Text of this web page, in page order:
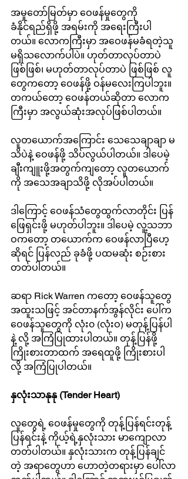
အမှုတော်မြတ်မှာ ဝေဖန်မှုတွေကို
ခံနိုင်ရည်ရှိဖို့ အရမ်းကို အရေးကြီးပါ
တယ်။ လောကကြီးမှာ အဝေဖန်မခံရတဲ့သူ
မရှိသလောက်ပါပဲ။ ဟုတ်တာလုပ်တာပဲ
ဖြစ်ဖြစ်၊ မဟုတ်တာလုပ်တာပဲ ဖြစ်ဖြစ် လူ
တွေကတော့ ဝေဖန်ဖို့ ဝန်မလေးကြပါဘူး။
တကယ်တော့ ဝေဖန်တယ်ဆိုတာ လောက
ကြီးမှာ အလွယ်ဆုံးအလုပ်ဖြစ်ပါတယ်။
လူတယောက်အကြောင်း သေသေချာချာ မ
သိပဲနဲ့ ဝေဖန်ဖို့ သိပ်လွယ်ပါတယ်။ ဒါပေမဲ့
ချီးကျူးဖို့အတွက်ကျတော့ လူတယောက်
ကို အသေအချာသိဖို့ လိုအပ်ပါတယ်။
ဒါကြောင့် ဝေဖန်သံတွေထွက်လာတိုင်း ပြန်
ဖြေရှင်းဖို့ မဟုတ်ပါဘူး။ ဒါပေမဲ့ လူ့သဘာ
ဝကတော့ တယောက်က ဝေဖန်လာပြီဟေ့
ဆိုရင် ပြန်လည် ခုခံဖို့ ပထမဆုံး စဉ်းစား
တတ်ပါတယ်။
ဆရာ Rick Warren ကတော့ ဝေဖန်သူတွေ
အထူးသဖြင့် အင်တာနက်အွန်လိုင်း ပေါ်က
ဝေဖန်သူတွေကို လုံး၀ (လုံးဝ) မတုန့်ပြန်ပါ
နဲ့ လို့ အကြံပြုထားပါတယ်။ တုန့်ပြန်ဖို့
ကြိုးစားတာထက် အရေထူဖို့ ကြိုးစားပါ
လို့ အကြံပြုပါတယ်။
နှလုံးသာနုနု (Tender Heart)
လူတွေရဲ့ ဝေဖန်မှုတွေကို တုန့်ပြန်ရင်းတုန့်
ပြန်ရင်းနဲ့ ကိုယ့်ရဲ့နှလုံးသား မာကျောလာ
တတ်ပါတယ်။ နှလုံးသားက တုန့်ပြန်ချင်
တဲ့ အရာတွေဟာ ဟောတဲ့တရားမှာ ပေါ်လာ